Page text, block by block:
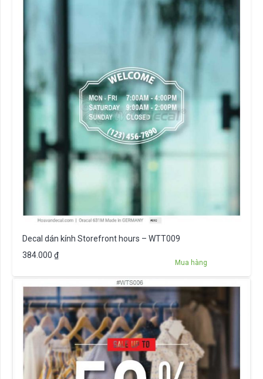
Decal dán kính Storefront hours – WTT009
384.000 ₫
Mua hàng